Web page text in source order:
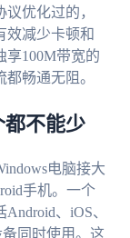
优化过的，
效减少卡顿和
享100M带宽的
畅通无阻。
都不能少
电脑接大
手机。一个
、iOS、
备同时使用。这